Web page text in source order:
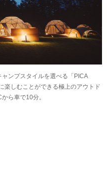
ンプスタイルを選べる「PICA
楽しむことができる極上のアウトド
ら車で10分。